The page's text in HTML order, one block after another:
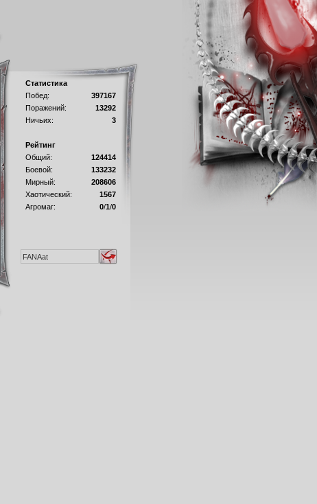
Статистика
Побед:
397167
Поражений:
13292
Ничьих:
3
Рейтинг
Общий:
124414
Боевой:
133232
Мирный:
208606
Хаотический:
1567
Агромаг:
0/1/0